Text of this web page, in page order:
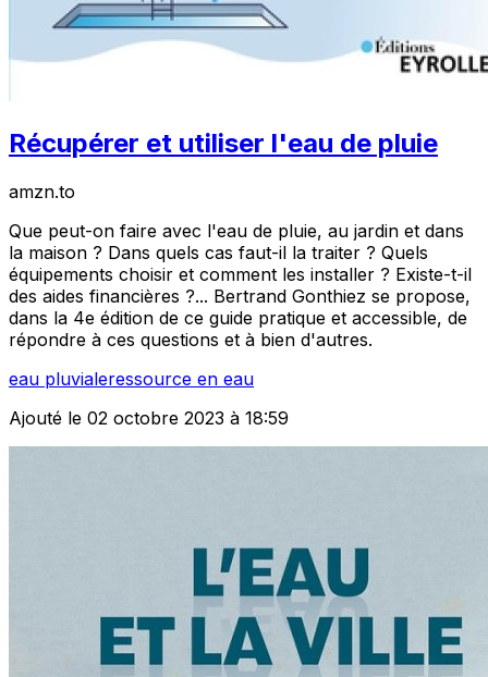
Récupérer et utiliser l'eau de pluie
amzn.to
Que peut-on faire avec l'eau de pluie, au jardin et dans
la maison ? Dans quels cas faut-il la traiter ? Quels
équipements choisir et comment les installer ? Existe-t-il
des aides financières ?... Bertrand Gonthiez se propose,
dans la 4e édition de ce guide pratique et accessible, de
répondre à ces questions et à bien d'autres.
eau pluvialeressource en eau
Ajouté le 02 octobre 2023 à 18:59